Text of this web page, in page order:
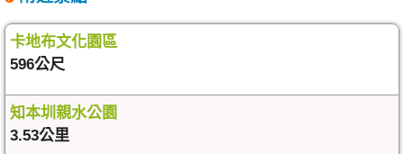
卡地布文化園區
596公尺
知本圳親水公園
3.53公里